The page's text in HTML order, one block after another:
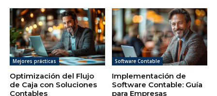
Mejores prácticas
Optimización del Flujo
de Caja con Soluciones
Contables
Software Contable
Implementación de
Software Contable: Guía
para Empresas